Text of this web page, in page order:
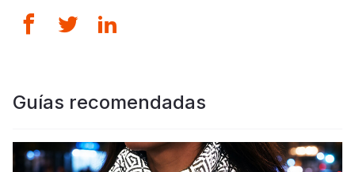
Guías recomendadas